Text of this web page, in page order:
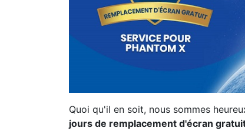
Quoi qu'il en soit, nous sommes
jours de remplacement d'écran